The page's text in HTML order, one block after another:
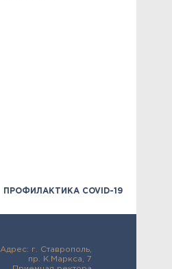
ПРОФИЛАКТИКА COVID-19
Адрес: г. Ставрополь,
пр. К.Маркса, 7